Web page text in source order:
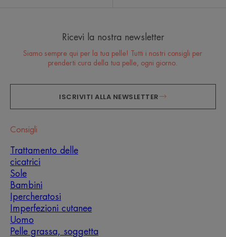
Ricevi la nostra newsletter
Siamo sempre qui per la tua pelle! Tutti i nostri consigli per
prenderti cura della tua pelle, ogni giorno.
ISCRIVITI ALLA NEWSLETTER
Consigli
Trattamento delle
cicatrici
Sole
Bambini
Ipercheratosi
Imperfezioni cutanee
Uomo
Pelle grassa, soggetta